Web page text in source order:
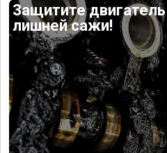
Защитите
лишней сажи!